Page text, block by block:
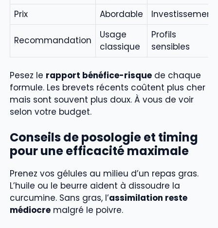
Prix Abordable Investissement
Recommandation
Usage
classique
Profils
sensibles
Pesez le rapport bénéfice-risque de chaque
formule. Les brevets récents coûtent plus cher
mais sont souvent plus doux. À vous de voir
selon votre budget.
Conseils de posologie et timing
pour une efficacité maximale
Prenez vos gélules au milieu d’un repas gras.
L’huile ou le beurre aident à dissoudre la
curcumine. Sans gras, l’assimilation reste
médiocre malgré le poivre.